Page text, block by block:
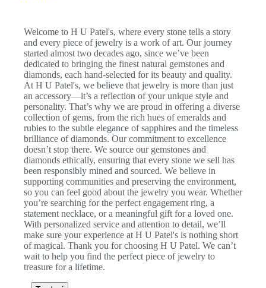
Welcome to H U Patel's, where every stone tells a story
and every piece of jewelry is a work of art. Our journey
started almost two decades ago, since we’ve been
dedicated to bringing the finest natural gemstones and
diamonds, each hand-selected for its beauty and quality.
At H U Patel's, we believe that jewelry is more than just
an accessory—it’s a reflection of your unique style and
personality. That’s why we are proud in offering a diverse
collection of gems, from the rich hues of emeralds and
rubies to the subtle elegance of sapphires and the timeless
brilliance of diamonds. Our commitment to excellence
doesn’t stop there. We source our gemstones and
diamonds ethically, ensuring that every stone we sell has
been responsibly mined and sourced. We believe in
supporting communities and preserving the environment,
so you can feel good about the jewelry you wear. Whether
you’re searching for the perfect engagement ring, a
statement necklace, or a meaningful gift for a loved one.
With personalized service and attention to detail, we’ll
make sure your experience at H U Patel's is nothing short
of magical. Thank you for choosing H U Patel. We can’t
wait to help you find the perfect piece of jewelry to
treasure for a lifetime.